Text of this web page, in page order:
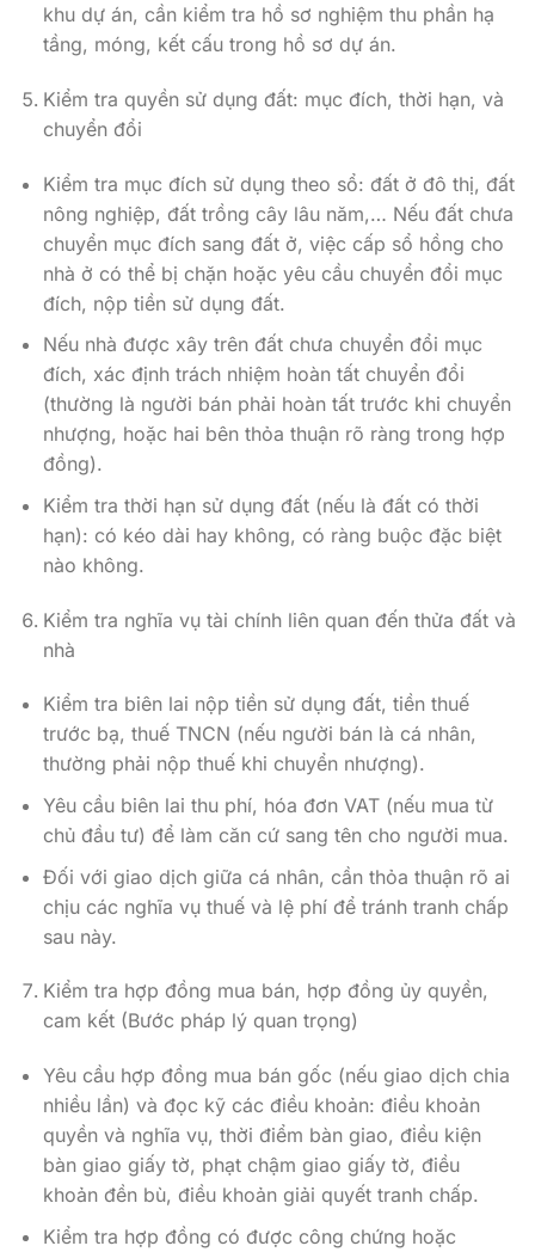
khu dự án, cần kiểm tra hồ sơ nghiệm thu phần hạ
tầng, móng, kết cấu trong hồ sơ dự án.
Kiểm tra quyền sử dụng đất: mục đích, thời hạn, và
chuyển đổi
Kiểm tra mục đích sử dụng theo sổ: đất ở đô thị, đất
nông nghiệp, đất trồng cây lâu năm,… Nếu đất chưa
chuyển mục đích sang đất ở, việc cấp sổ hồng cho
nhà ở có thể bị chặn hoặc yêu cầu chuyển đổi mục
đích, nộp tiền sử dụng đất.
Nếu nhà được xây trên đất chưa chuyển đổi mục
đích, xác định trách nhiệm hoàn tất chuyển đổi
(thường là người bán phải hoàn tất trước khi chuyển
nhượng, hoặc hai bên thỏa thuận rõ ràng trong hợp
đồng).
Kiểm tra thời hạn sử dụng đất (nếu là đất có thời
hạn): có kéo dài hay không, có ràng buộc đặc biệt
nào không.
Kiểm tra nghĩa vụ tài chính liên quan đến thửa đất và
nhà
Kiểm tra biên lai nộp tiền sử dụng đất, tiền thuế
trước bạ, thuế TNCN (nếu người bán là cá nhân,
thường phải nộp thuế khi chuyển nhượng).
Yêu cầu biên lai thu phí, hóa đơn VAT (nếu mua từ
chủ đầu tư) để làm căn cứ sang tên cho người mua.
Đối với giao dịch giữa cá nhân, cần thỏa thuận rõ ai
chịu các nghĩa vụ thuế và lệ phí để tránh tranh chấp
sau này.
Kiểm tra hợp đồng mua bán, hợp đồng ủy quyền,
cam kết (Bước pháp lý quan trọng)
Yêu cầu hợp đồng mua bán gốc (nếu giao dịch chia
nhiều lần) và đọc kỹ các điều khoản: điều khoản
quyền và nghĩa vụ, thời điểm bàn giao, điều kiện
bàn giao giấy tờ, phạt chậm giao giấy tờ, điều
khoản đền bù, điều khoản giải quyết tranh chấp.
Kiểm tra hợp đồng có được công chứng hoặc